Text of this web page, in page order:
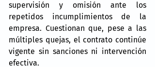
supervisión y omisión ante los
repetidos incumplimientos de la
empresa. Cuestionan que, pese a las
múltiples quejas, el contrato continúe
vigente sin sanciones ni intervención
efectiva.